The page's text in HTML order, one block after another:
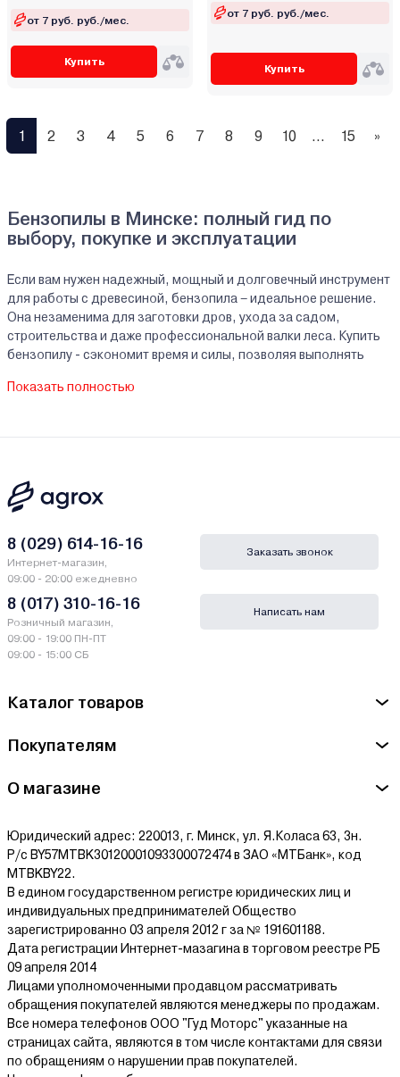
от 7 руб. руб./мес.
Купить
от 7 руб. руб./мес.
Купить
1 2 3 4 5 6 7 8 9 10 ... 15 »
Бензопилы в Минске: полный гид по
выбору, покупке и эксплуатации
Если вам нужен надежный, мощный и долговечный инструмент
для работы с древесиной, бензопила – идеальное решение.
Она незаменима для заготовки дров, ухода за садом,
строительства и даже профессиональной валки леса. Купить
бензопилу - сэкономит время и силы, позволяя выполнять
По назначению
Бытовые модели(1,5–2,5 кВт, шина 30–40 см)
Подходят для:
Обрезки веток и сучьев
Распила небольших бревен (до 30 см в диаметре)
Заготовки дров для дачи или бани
Полупрофессиональные
Валки небольших деревьев
Плюсы: универсальность, хорошая мощность
Подходят для:
Лесозаготовки
Продолжительной работы (6+ часов в день)
Распила толстых бревен (50–100 см)
Плюсы : высокая производительность, износостойкость
По бренду: какие производители лучше?
Показать полностью
Каталог товаров
Покупателям
О магазине
Юридический адрес: 220013, г. Минск, ул. Я.Коласа 63, 3н.
Р/с BY57MTBK30120001093300072474 в ЗАО «МТБанк», код
MTBKBY22.
В едином государственном регистре юридических лиц и
индивидуальных предпринимателей Общество
зарегистрированно 03 апреля 2012 г за № 191601188.
Дата регистрации Интернет-мазагина в торговом реестре РБ
09 апреля 2014
Лицами уполномоченными продавцом рассматривать
обращения покупателей являются менеджеры по продажам.
Все номера телефонов ООО "Гуд Моторс" указанные на
страницах сайта, являются в том числе контактами для связи
по обращениям о нарушении прав покупателей.
8 (029) 614-16-16
Интернет-магазин,
09:00 - 20:00 ежедневно
8 (017) 310-16-16
Розничный магазин,
09:00 - 19:00 ПН-ПТ
09:00 - 15:00 СБ
Заказать звонок
Написать нам